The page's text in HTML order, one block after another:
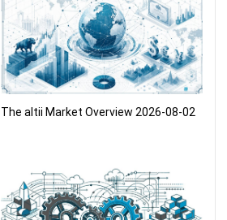
The altii Market Overview 2026-08-02